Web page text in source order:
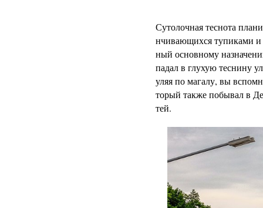
Сутолочная теснота
нчивающихся тупиками и
ный основному
падал в глухую теснину
уляя по магалу, вы
торый также побывал в
тей.